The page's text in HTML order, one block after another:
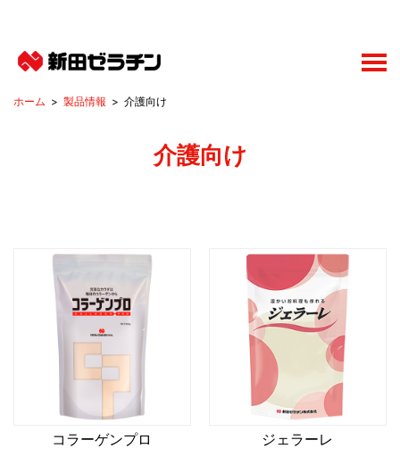
製品情報 介護向け
介護向け
コラーゲンプロ ジェラーレ